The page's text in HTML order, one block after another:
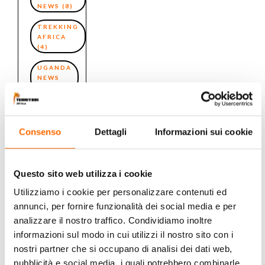
Consenso Dettagli Informazioni sui cookie
Questo sito web utilizza i cookie
Utilizziamo i cookie per personalizzare contenuti ed
annunci, per fornire funzionalità dei social media e per
analizzare il nostro traffico. Condividiamo inoltre
informazioni sul modo in cui utilizzi il nostro sito con i
nostri partner che si occupano di analisi dei dati web,
NEWS (8)
TREKKING
AFRICA
(4)
UGANDA
NEWS
FALLS(2)
NEWS
NEWS (4)